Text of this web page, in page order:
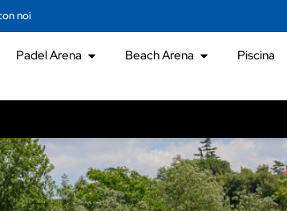
noi
Padel Arena Beach Arena Piscina